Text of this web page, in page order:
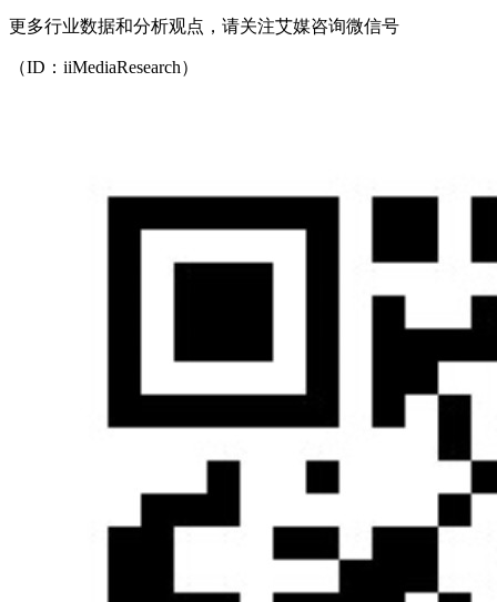
更多行业数据和分析观点，请关注艾媒咨询微信号
（ID：iiMediaResearch）